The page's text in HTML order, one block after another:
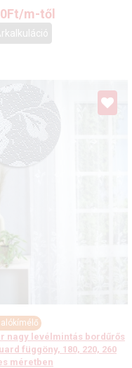
Ft/m-től
nagy levélmintás bordűrős
függöny, 180, 220, 260
méretben